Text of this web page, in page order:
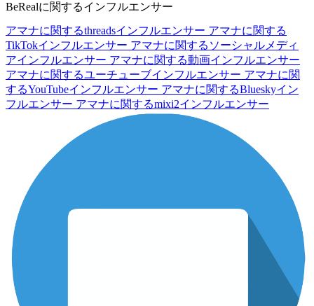
BeRealに関するインフルエンサー
アマナに関するthreadsインフルエンサー アマナに関する
TikTokインフルエンサー アマナに関するソーシャルメディ
アインフルエンサー アマナに関する動画インフルエンサー
アマナに関するユーチューブインフルエンサー アマナに関
するYouTubeインフルエンサー アマナに関するBlueskyイン
フルエンサー アマナに関するmixi2インフルエンサー